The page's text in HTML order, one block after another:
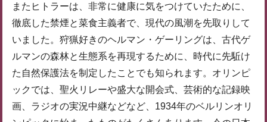
またヒトラーは、非常に健康に気をつけていたために、
徹底した禁煙と菜食主義者で、現代の風潮を先取りして
いました。狩猟好きのヘルマン・ゲーリングは、古代ゲ
ルマンの森林と生態系を再現するために、時代に先駈け
た自然保護法を制定したことでも知られます。オリンピ
ックでは、聖火リレーや盛大な開会式、芸術的な記録映
画、ラジオの実況中継などなど、1934年のベルリンオリ